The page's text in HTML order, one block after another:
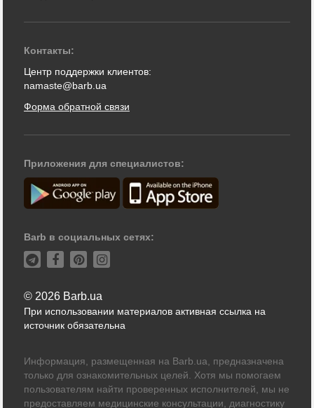
Контакты:
Центр поддержки клиентов:
namaste@barb.ua
Форма обратной связи
Приложения для специалистов:
Barb в социальных сетях:
© 2026 Barb.ua
При использовании материалов активная ссылка на
источник обязательна
Информация, размещенная на Barb.ua, предназначена
только для ознакомительных целей. Хотя мы помогаем
пользователям найти проверенных исполнителей, мы не
предоставляем медицинские консультации, диагностику